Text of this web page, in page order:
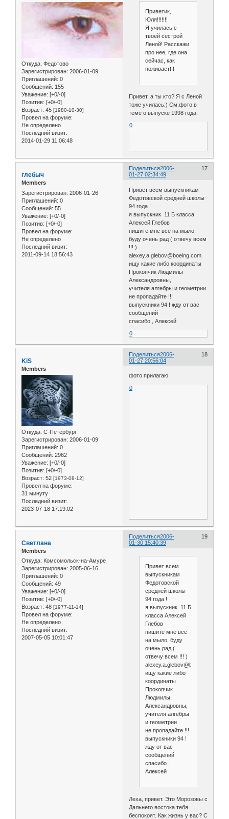
Откуда: Федотово
Зарегистрирован: 2006-01-09
Приглашений: 0
Сообщений: 155
Уважение: [+0/-0]
Позитив: [+0/-0]
Возраст: 45 [1980-10-30]
Провел на форуме:
Не определено
Последний визит:
2014-01-29 11:06:48
Приветик,
Юля!!!!!!!
Я училась с
твоей сестрой
Леной! Расскажи
про нее, где она
сейчас, как
поживает!!!
Привет, а ты кто? Я с Леной
тоже училась:) См.фото в
теме о выпуске 1998 года.
0
Поделиться 17
2006-
01-27 02:34:49
глебыч
Members
Зарегистрирован: 2006-01-26
Приглашений: 0
Сообщений: 55
Уважение: [+0/-0]
Позитив: [+0/-0]
Провел на форуме:
Не определено
Последний визит:
2011-09-14 18:56:43
Привет всем выпускникам
Федотовской средней школы
94 года !
я выпускник 11 Б класса
Алексей Глебов
пишите мне все на мыло,
буду очень рад ( отвечу всем
!!! )
alexey.a.glebov@boeing.com
ищу какие либо координаты
Прокопчик Людмилы
Александровны,
учителя алгебры и геометрии
не пропадайте !!!
выпускники 94 ! жду от вас
сообщений
спасибо , Алексей
0
Поделиться 18
2006-
01-27 20:56:04
KiS
Members
Откуда: С-Петербург
Зарегистрирован: 2006-01-09
Приглашений: 0
Сообщений: 2962
Уважение: [+0/-0]
Позитив: [+0/-0]
Возраст: 52 [1973-08-12]
Провел на форуме:
31 минуту
Последний визит:
2023-07-18 17:19:02
фото прилагаю
0
Поделиться 19
2006-
01-30 15:40:39
Светлана
Members
Откуда: Комсомольск-на-Амуре
Зарегистрирован: 2005-06-16
Приглашений: 0
Сообщений: 49
Уважение: [+0/-0]
Позитив: [+0/-0]
Возраст: 48 [1977-11-14]
Провел на форуме:
Не определено
Последний визит:
2007-05-05 10:01:47
Привет всем
выпускникам
Федотовской
средней школы
94 года !
я выпускник 11 Б
класса Алексей
Глебов
пишите мне все
на мыло, буду
очень рад (
отвечу всем !!! )
alexey.a.glebov@boeing.com
ищу какие либо
координаты
Прокопчик
Людмилы
Александровны,
учителя алгебры
и геометрии
не пропадайте !!!
выпускники 94 !
жду от вас
сообщений
спасибо ,
Алексей
Леха, привет. Это Морозовы с
Дальнего востока тебя
беспокоят. Как жизнь у вас? С